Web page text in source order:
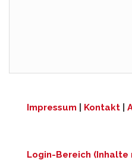
Impressum Kontakt
Login-Bereich